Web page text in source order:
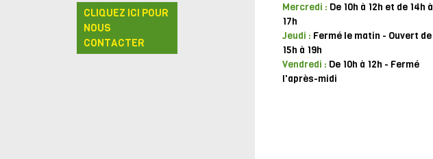
CLIQUEZ ICI POUR
NOUS
CONTACTER
Mercredi : De 10h à 12h et de 14h à
17h
Jeudi : Fermé le matin - Ouvert de
15h à 19h
Vendredi : De 10h à 12h - Fermé
l'après-midi